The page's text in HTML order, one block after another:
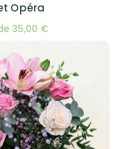
Opéra
35,00 €